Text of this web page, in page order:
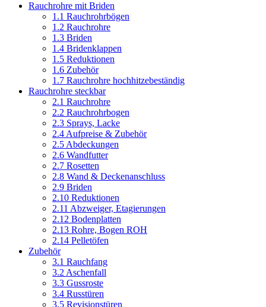
Rauchrohre mit Briden
1.1 Rauchrohrbögen
1.2 Rauchrohre
1.3 Briden
1.4 Bridenklappen
1.5 Reduktionen
1.6 Zubehör
1.7 Rauchrohre hochhitzebeständig
Rauchrohre steckbar
2.1 Rauchrohre
2.2 Rauchrohrbogen
2.3 Sprays, Lacke
2.4 Aufpreise & Zubehör
2.5 Abdeckungen
2.6 Wandfutter
2.7 Rosetten
2.8 Wand & Deckenanschluss
2.9 Briden
2.10 Reduktionen
2.11 Abzweiger, Etagierungen
2.12 Bodenplatten
2.13 Rohre, Bogen ROH
2.14 Pelletöfen
Zubehör
3.1 Rauchfang
3.2 Aschenfall
3.3 Gussroste
3.4 Russtüren
3.5 Revisionstüren